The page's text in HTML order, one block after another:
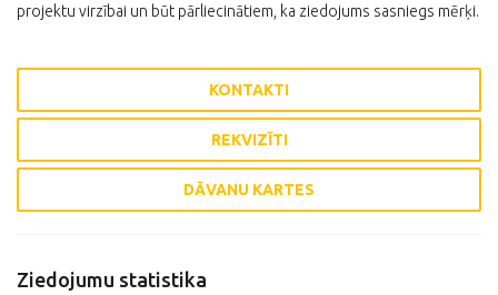
projektu virzībai un būt pārliecinātiem, ka ziedojums sasniegs mērķi.
KONTAKTI
REKVIZĪTI
DĀVANU KARTES
Ziedojumu statistika